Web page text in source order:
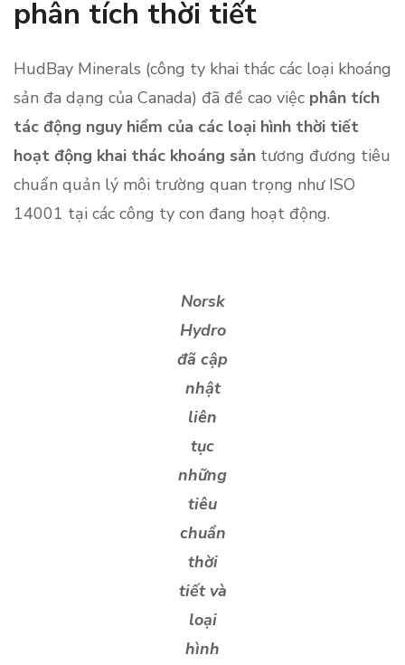
phân tích thời tiết
HudBay Minerals (công ty khai thác các loại khoáng
sản đa dạng của Canada) đã đề cao việc phân tích
tác động nguy hiểm của các loại hình thời tiết
hoạt động khai thác khoáng sản tương đương tiêu
chuẩn quản lý môi trường quan trọng như ISO
14001 tại các công ty con đang hoạt động.
Norsk
Hydro
đã cập
nhật
liên
tục
những
tiêu
chuẩn
thời
tiết và
loại
hình